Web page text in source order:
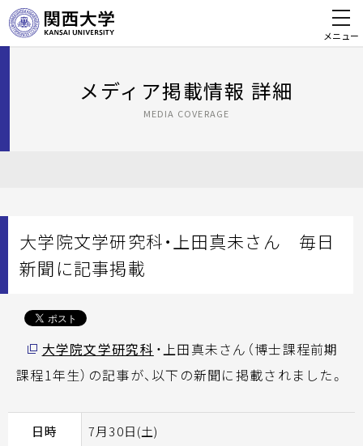
メニュー
メディア掲載情報 詳細
MEDIA COVERAGE
大学院文学研究科・上田真未さん 毎日
新聞に記事掲載
大学院文学研究科 ・上田真未さん（博士課程前期
課程1年生）の記事が、以下の新聞に掲載されました。
日時 7月30日(土)